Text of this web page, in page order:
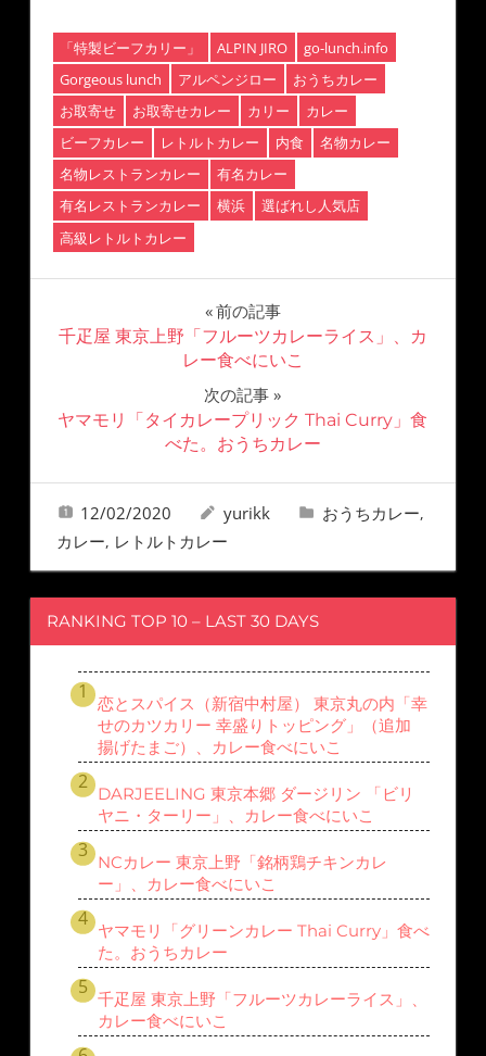
「特製ビーフカリー」 ALPIN JIRO
go-lunch.info
Gorgeous lunch
アルペンジロー
おうちカレー
お取寄せ
お取寄せカレー カリー
カレー
ビーフカレー
レトルトカレー 内食
名物カレー
名物レストランカレー
有名カレー
有名レストランカレー
横浜
選ばれし人気店
高級レトルトカレー
前の記事
千疋屋 東京上野「フルーツカレーライス」、カ
レー食べにいこ
次の記事
ヤマモリ「タイカレープリック Thai Curry」食
べた。おうちカレー
12/02/2020 yurikk おうちカレー,
カレー, レトルトカレー
RANKING TOP 10 – LAST 30 DAYS
恋とスパイス（新宿中村屋） 東京丸の内「幸
せのカツカリー 幸盛りトッピング」（追加
揚げたまご）、カレー食べにいこ
DARJEELING 東京本郷 ダージリン 「ビリ
ヤニ・ターリー」、カレー食べにいこ
NCカレー 東京上野「銘柄鶏チキンカレ
ー」、カレー食べにいこ
ヤマモリ「グリーンカレー Thai Curry」食べ
た。おうちカレー
千疋屋 東京上野「フルーツカレーライス」、
カレー食べにいこ